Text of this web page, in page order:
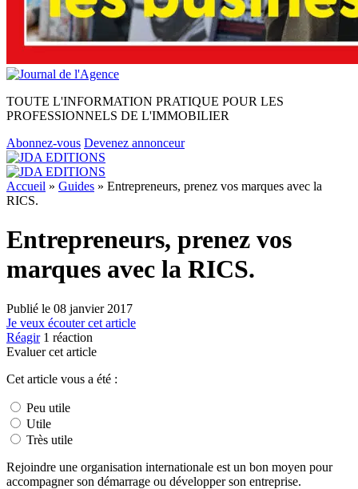
TOUTE L'INFORMATION PRATIQUE POUR LES
PROFESSIONNELS DE L'IMMOBILIER
Abonnez-vous Devenez annonceur
Accueil » Guides » Entrepreneurs, prenez vos marques avec la
RICS.
Entrepreneurs, prenez vos
marques avec la RICS.
Publié le 08 janvier 2017
Je veux écouter cet article
Réagir 1 réaction
Evaluer cet article
Cet article vous a été :
Peu utile
Utile
Très utile
Rejoindre une organisation internationale est un bon moyen pour
accompagner son démarrage ou développer son entreprise.